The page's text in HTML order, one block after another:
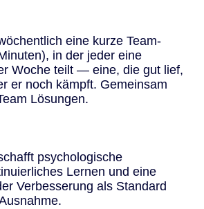
eine kurze Team-
in der jeder eine
Woche teilt — eine, die gut lief,
er noch kämpft. Gemeinsam
Lösungen.
psychologische
Lernen und eine
Verbesserung als Standard